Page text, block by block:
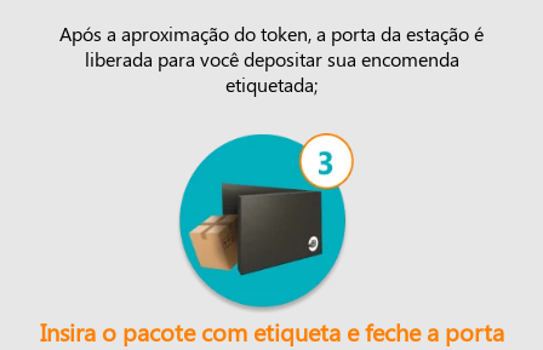
Após a aproximação do token, a porta da estação é
liberada para você depositar sua encomenda
etiquetada;
Insira o pacote com etiqueta e feche a porta